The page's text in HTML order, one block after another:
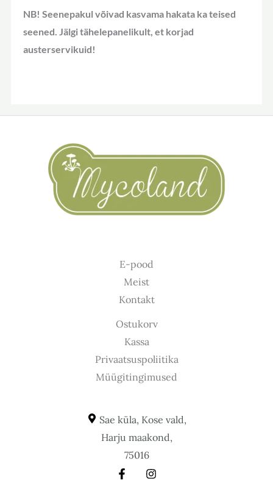
NB! Seenepakul võivad kasvama hakata ka teised
seened. Jälgi tähelepanelikult, et korjad
austerservikuid!
E-pood
Meist
Kontakt
Ostukorv
Kassa
Privaatsuspoliitika
Müügitingimused
Sae küla, Kose vald,
Harju maakond,
75016